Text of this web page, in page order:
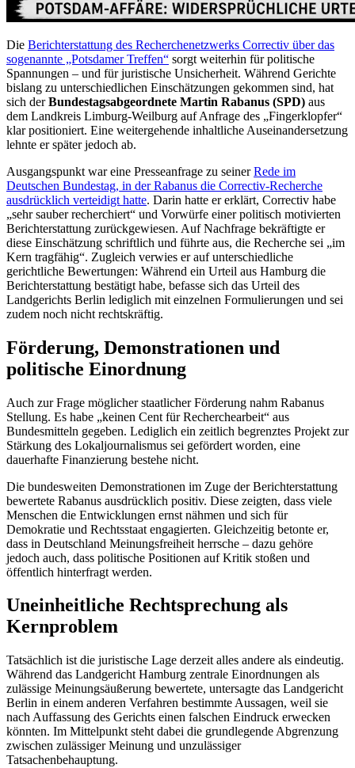
Die Berichterstattung des Recherchenetzwerks Correctiv über das
sogenannte „Potsdamer Treffen“ sorgt weiterhin für politische
Spannungen – und für juristische Unsicherheit. Während Gerichte
bislang zu unterschiedlichen Einschätzungen gekommen sind, hat
sich derBundestagsabgeordnete Martin Rabanus (SPD) aus
dem Landkreis Limburg-Weilburg auf Anfrage des „Fingerklopfer“
klar positioniert. Eine weitergehende inhaltliche Auseinandersetzung
lehnte er später jedoch ab.
Ausgangspunkt war eine Presseanfrage zu seinerRede im
Deutschen Bundestag, in der Rabanus die Correctiv-Recherche
ausdrücklich verteidigt hatte. Darin hatte er erklärt, Correctiv habe
„sehr sauber recherchiert“ und Vorwürfe einer politisch motivierten
Berichterstattung zurückgewiesen. Auf Nachfrage bekräftigte er
diese Einschätzung schriftlich und führte aus, die Recherche sei „im
Kern tragfähig“. Zugleich verwies er auf unterschiedliche
gerichtliche Bewertungen: Während ein Urteil aus Hamburg die
Berichterstattung bestätigt habe, befasse sich das Urteil des
Landgerichts Berlin lediglich mit einzelnen Formulierungen und sei
zudem noch nicht rechtskräftig.
Förderung, Demonstrationen und
politische Einordnung
Auch zur Frage möglicher staatlicher Förderung nahm Rabanus
Stellung. Es habe „keinen Cent für Recherchearbeit“ aus
Bundesmitteln gegeben. Lediglich ein zeitlich begrenztes Projekt zur
Stärkung des Lokaljournalismus sei gefördert worden, eine
dauerhafte Finanzierung bestehe nicht.
Die bundesweiten Demonstrationen im Zuge der Berichterstattung
bewertete Rabanus ausdrücklich positiv. Diese zeigten, dass viele
Menschen die Entwicklungen ernst nähmen und sich für
Demokratie und Rechtsstaat engagierten. Gleichzeitig betonte er,
dass in Deutschland Meinungsfreiheit herrsche – dazu gehöre
jedoch auch, dass politische Positionen auf Kritik stoßen und
öffentlich hinterfragt werden.
Uneinheitliche Rechtsprechung als
Kernproblem
Tatsächlich ist die juristische Lage derzeit alles andere als eindeutig.
Während das Landgericht Hamburg zentrale Einordnungen als
zulässige Meinungsäußerung bewertete, untersagte das Landgericht
Berlin in einem anderen Verfahren bestimmte Aussagen, weil sie
nach Auffassung des Gerichts einen falschen Eindruck erwecken
könnten. Im Mittelpunkt steht dabei die grundlegende Abgrenzung
zwischen zulässiger Meinung und unzulässiger
Tatsachenbehauptung.